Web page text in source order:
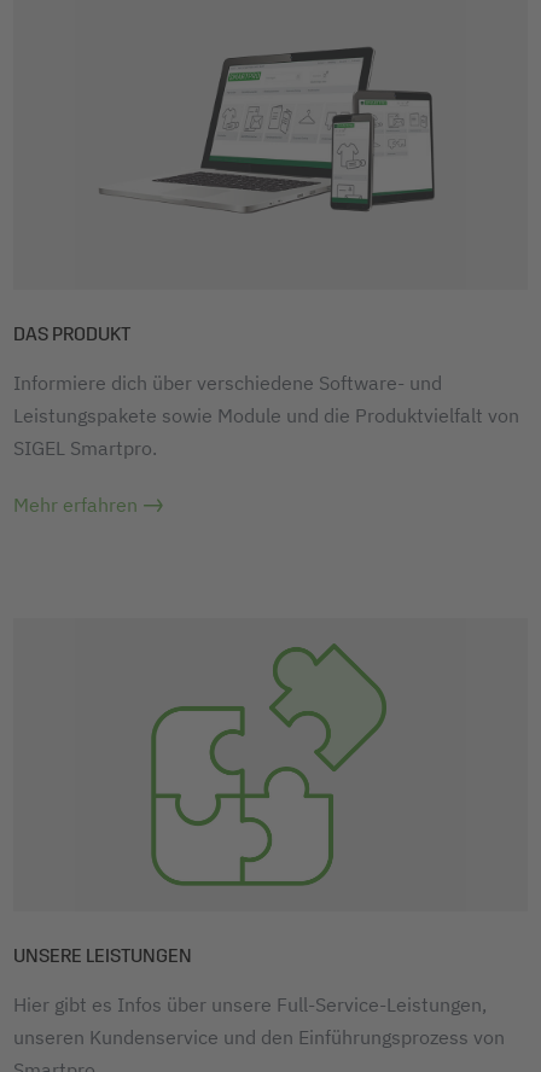
DAS PRODUKT
Informiere dich über verschiedene Software- und
Leistungspakete sowie Module und die Produktvielfalt von
SIGEL Smartpro.
Mehr erfahren
UNSERE LEISTUNGEN
Hier gibt es Infos über unsere Full-Service-Leistungen,
unseren Kundenservice und den Einführungsprozess von